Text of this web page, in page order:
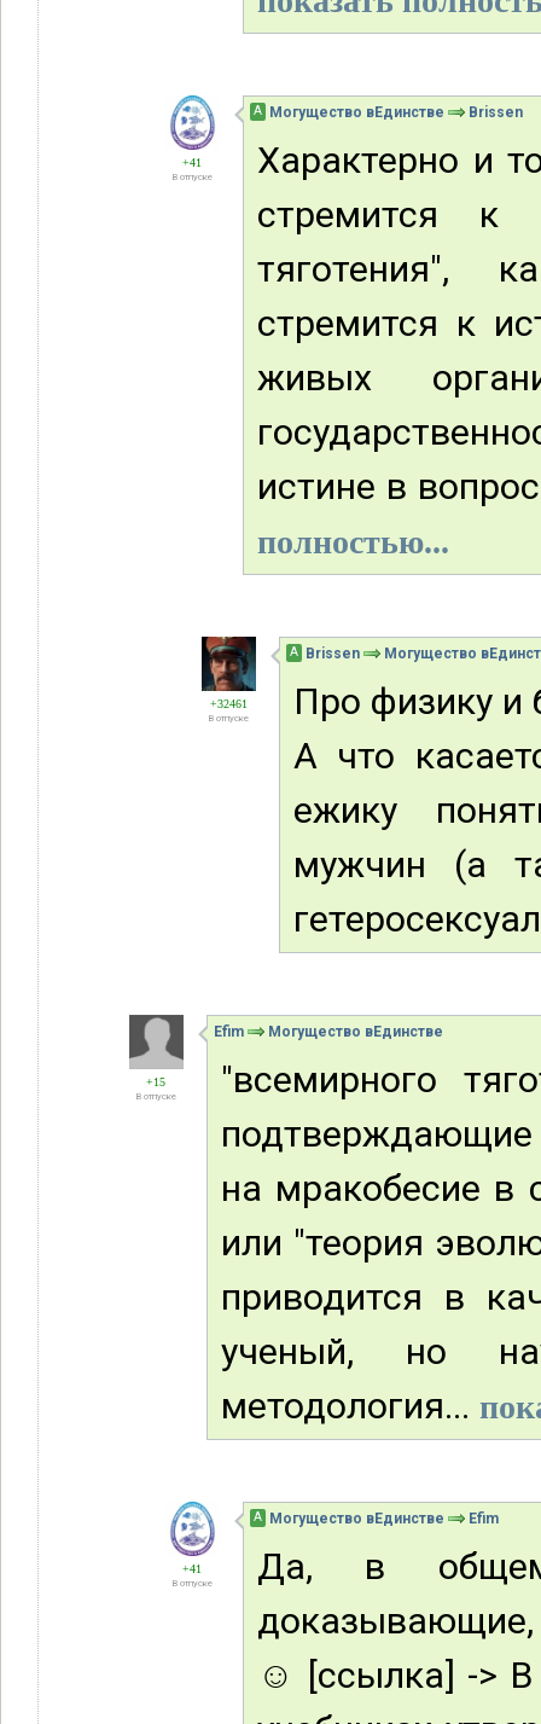
+41
В отпуске
А Могущество вЕдинстве Brissen
Характерно и
стремится к
тяготения",
стремится к
живых
истине в
полностью...
+32461
В отпуске
А Brissen Могущество
Про физику и
А что
ежику
мужчин (а
+15
В отпуске
Efim Могущество вЕдинстве
"всемирного
на мракобесие в
или "теория
приводится в
ученый, но
методология...
+41
В отпуске
А Могущество вЕдинстве Efim
Да, в
доказывающие,
☺ [ссылка] -> В